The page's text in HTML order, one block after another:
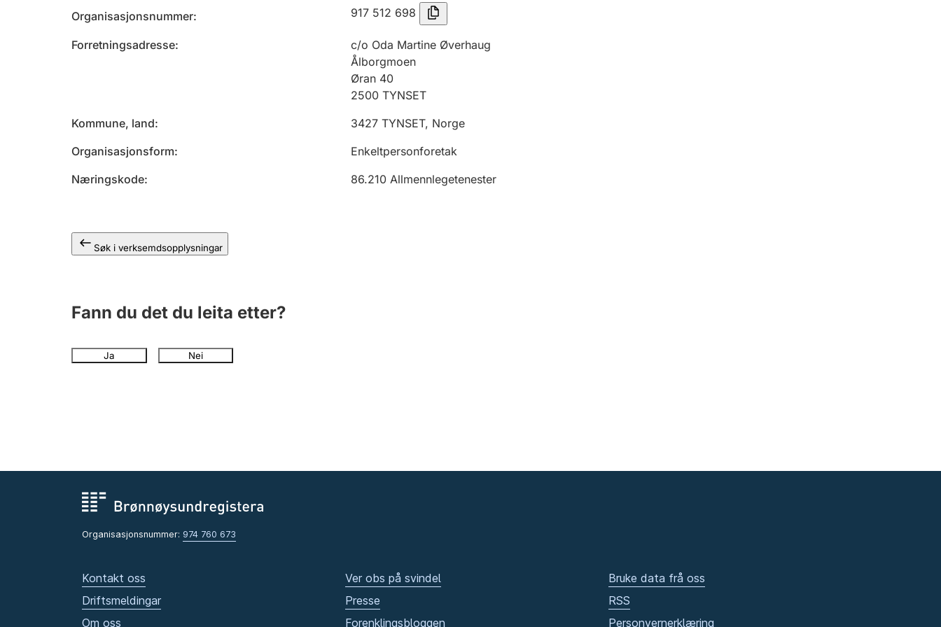
Organisasjonsnummer 917 512 698
Forretningsadresse
c/o Oda Martine Øverhaug
Ålborgmoen
Øran 40
2500 TYNSET
Kommune, land
3427 TYNSET, Norge
Organisasjonsform
Enkeltpersonforetak
Næringskode
86.210 Allmennlegetenester
Søk i verksemdsopplysningar
Fann du det du leita etter?
Ja Nei
Organisasjonsnummer: 974 760 673
Kontakt oss
Driftsmeldingar
Om oss
Ver obs på svindel
Presse
Forenklingsbloggen
Bruke data frå oss
RSS
Personvernerklæring